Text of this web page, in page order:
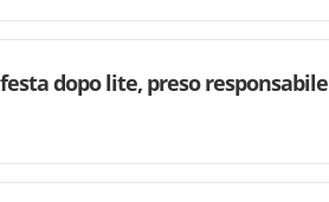
dopo lite, preso responsabile